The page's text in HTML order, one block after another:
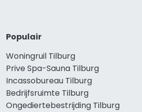
Populair
Woningruil Tilburg
Prive Spa-Sauna Tilburg
Incassobureau Tilburg
Bedrijfsruimte Tilburg
Ongediertebestrijding Tilburg